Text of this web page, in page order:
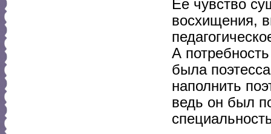
Ее чувство
восхищения,
А
была
наполнить
ведь он был